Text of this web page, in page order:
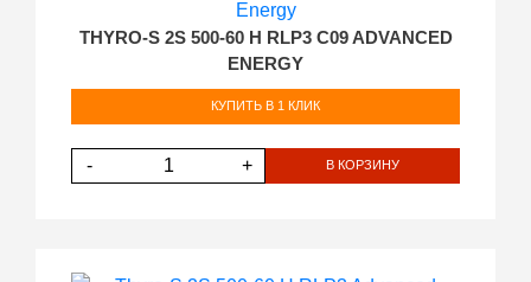
THYRO-S 2S 500-60 H RLP3 C09 ADVANCED
ENERGY
КУПИТЬ В 1 КЛИК
- + В КОРЗИНУ